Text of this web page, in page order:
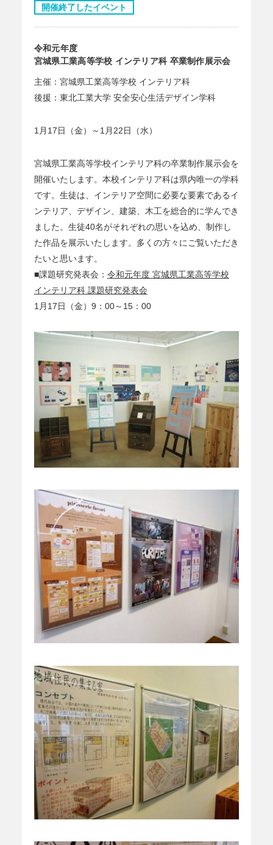
開催終了したイベント
令和元年度
宮城県工業高等学校 インテリア科 卒業制作展示会
主催：宮城県工業高等学校 インテリア科
後援：東北工業大学 安全安心生活デザイン学科
1月17日（金）～1月22日（水）
宮城県工業高等学校インテリア科の卒業制作展示会を
開催いたします。本校インテリア科は県内唯一の学科
です。生徒は、インテリア空間に必要な要素であるイ
ンテリア、デザイン、建築、木工を総合的に学んでき
ました。生徒40名がそれぞれの思いを込め、制作し
た作品を展示いたします。多くの方々にご覧いただき
たいと思います。
■課題研究発表会： 令和元年度 宮城県工業高等学校
インテリア科 課題研究発表会
1月17日（金）9：00～15：00